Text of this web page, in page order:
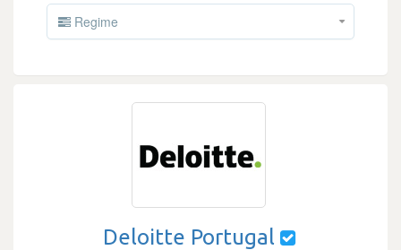
Regime
Deloitte Portugal